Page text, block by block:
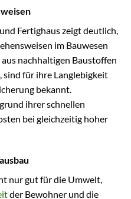
Fertighaus zeigt deutlich,
im Bauwesen
nachhaltigen Baustoffen
sind für ihre Langlebigkeit
bekannt.
ihrer schnellen
bei gleichzeitig hoher
nur gut für die Umwelt,
der Bewohner und die